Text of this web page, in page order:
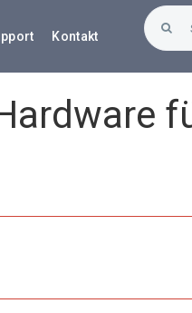
Kontakt
Suche
nach: